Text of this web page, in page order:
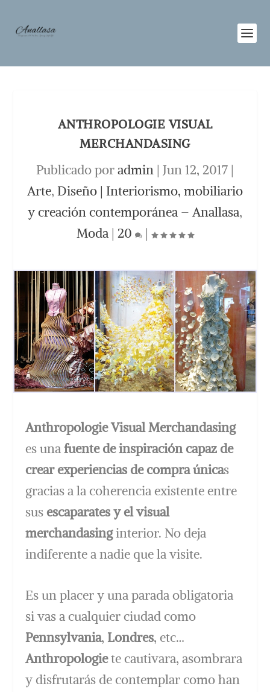
ANTHROPOLOGIE VISUAL
MERCHANDASING
Publicado poradmin | Jun 12, 2017 |
Arte, Diseño | Interiorismo, mobiliario
y creación contemporánea – Anallasa,
Moda | 20 |
Anthropologie Visual Merchandasing
es unafuente de inspiración capaz de
crear experiencias de compra únicas
gracias a la coherencia existente entre
sus escaparates y el visual
merchandasinginterior. No deja
indiferente a nadie que la visite.
Es un placer y una parada obligatoria
si vas a cualquier ciudad como
Pennsylvania, Londres, etc…
Anthropologiete cautivara, asombrara
y disfrutarás de contemplar como han